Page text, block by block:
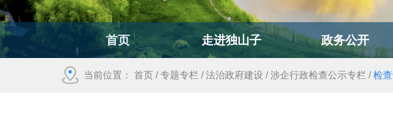
首页 走进独山子 政务公开
当前位置： 首页 /专题专栏 /法治政府建设 /涉企行政检查公示专栏 /检